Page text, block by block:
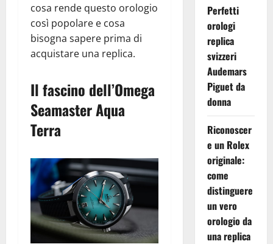
cosa rende questo orologio
così popolare e cosa
bisogna sapere prima di
acquistare una replica.
Il fascino dell’Omega
Seamaster Aqua
Terra
Perfetti
orologi
replica
svizzeri
Audemars
Piguet da
donna
Riconoscer
e un Rolex
originale:
come
distinguere
un vero
orologio da
una replica